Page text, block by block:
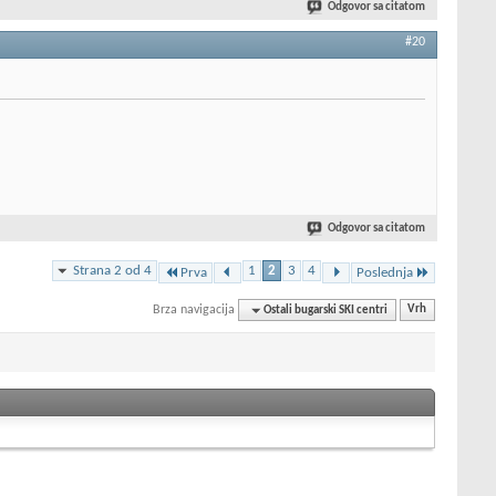
Odgovor sa citatom
#20
Odgovor sa citatom
Strana 2 od 4 Prva 1 2 3 4 Poslednja
Brza navigacija Ostali bugarski SKI centri Vrh